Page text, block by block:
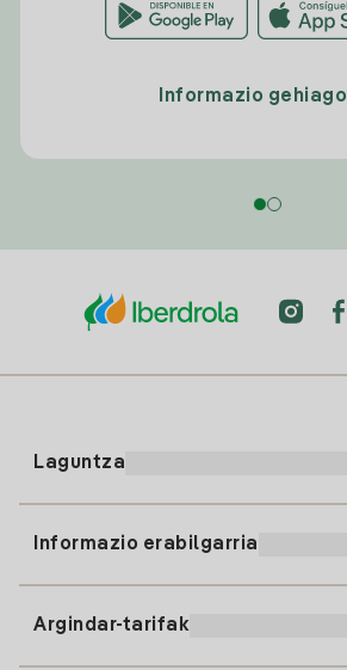
Informazio gehiago
Laguntza
Informazio erabilgarria
Argindar-tarifak